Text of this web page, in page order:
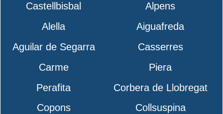
Castellbisbal
Alpens
Alella
Aiguafreda
Aguilar de Segarra
Casserres
Carme
Piera
Perafita
Corbera de Llobregat
Copons
Collsuspina